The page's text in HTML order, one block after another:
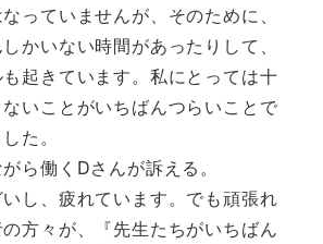
っていませんが、そのために、
かいない時間があったりして、
起きています。私にとっては十
いことがいちばんつらいことで
た。
ら働くDさんが訴える。
いし、疲れています。でも頑張れ
方々が、『先生たちがいちばん